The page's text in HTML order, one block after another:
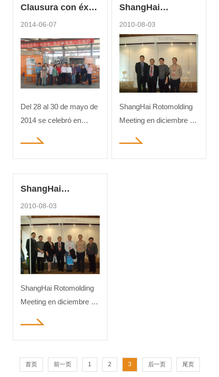
Clausura con éxito
la reunión anual
internacional de
rotomolding 2014
2014-06-07
Del 28 al 30 de mayo de
2014 se celebró en
segundas sesiones del
comité profesional de
rotomoldeo de la
asociación de plásticos
de China, es decir, la
reunión anual
internacional de
rotomoldeo de 2014.
Esta reunión fue
celebrada por la
asociació
ShangHai
Rotomolding
Meeting (en
inglés)
2010-08-03
ShangHai Rotomolding
Meeting en diciembre de
foto con el presidente
ShangHai
Rotomolding
Meeting en
diciembre de 2009.
2010-08-03
ShangHai Rotomolding
Meeting en diciembre de
gerente Xiao(derecha 1)
toman fotos con
expertos de China y
首页 前一页 1 2 3 后一页 尾页